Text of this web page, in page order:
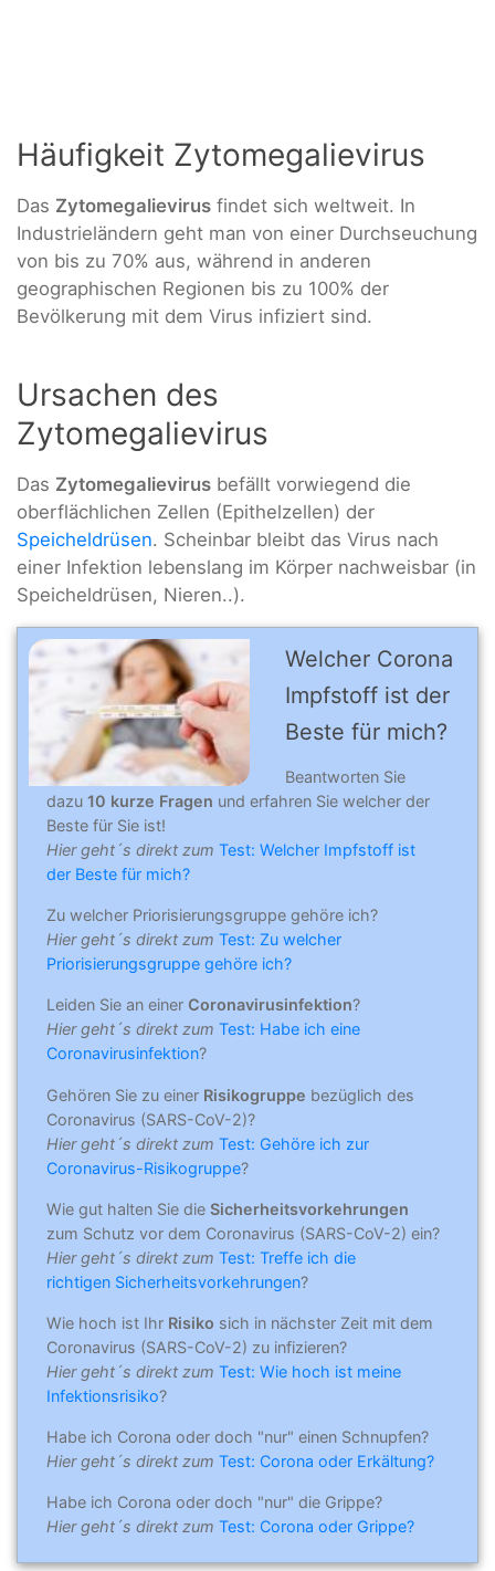
Häufigkeit Zytomegalievirus
Das Zytomegalievirus findet sich weltweit. In
Industrieländern geht man von einer Durchseuchung
von bis zu 70% aus, während in anderen
geographischen Regionen bis zu 100% der
Bevölkerung mit dem Virus infiziert sind.
Ursachen des
Zytomegalievirus
Das Zytomegalievirus befällt vorwiegend die
oberflächlichen Zellen (Epithelzellen) der
Speicheldrüsen. Scheinbar bleibt das Virus nach
einer Infektion lebenslang im Körper nachweisbar (in
Speicheldrüsen, Nieren..).
Welcher Corona
Impfstoff ist der
Beste für mich?
Beantworten Sie
dazu 10 kurze Fragen und erfahren Sie welcher der
Beste für Sie ist!
Hier geht´s direkt zum Test: Welcher Impfstoff ist
der Beste für mich?
Zu welcher Priorisierungsgruppe gehöre ich?
Hier geht´s direkt zum Test: Zu welcher
Priorisierungsgruppe gehöre ich?
Leiden Sie an einer Coronavirusinfektion?
Hier geht´s direkt zum Test: Habe ich eine
Coronavirusinfektion?
Gehören Sie zu einer Risikogruppe bezüglich des
Coronavirus (SARS-CoV-2)?
Hier geht´s direkt zum Test: Gehöre ich zur
Coronavirus-Risikogruppe?
Wie gut halten Sie die Sicherheitsvorkehrungen
zum Schutz vor dem Coronavirus (SARS-CoV-2) ein?
Hier geht´s direkt zum Test: Treffe ich die
richtigen Sicherheitsvorkehrungen?
Wie hoch ist Ihr Risiko sich in nächster Zeit mit dem
Coronavirus (SARS-CoV-2) zu infizieren?
Hier geht´s direkt zum Test: Wie hoch ist meine
Infektionsrisiko?
Habe ich Corona oder doch "nur" einen Schnupfen?
Hier geht´s direkt zum Test: Corona oder Erkältung?
Habe ich Corona oder doch "nur" die Grippe?
Hier geht´s direkt zum Test: Corona oder Grippe?